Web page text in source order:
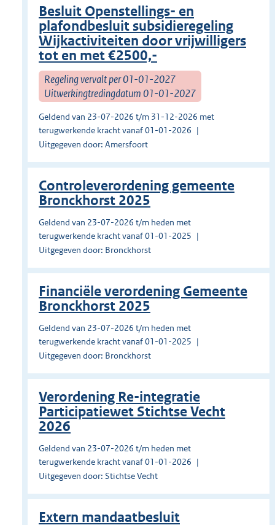
Besluit Openstellings- en
plafondbesluit subsidieregeling
Wijkactiviteiten door vrijwilligers
tot en met €2500,-
Regeling vervalt per 01-01-2027
Uitwerkingtredingdatum 01-01-2027
Geldend van 23-07-2026 t/m 31-12-2026 met
terugwerkende kracht vanaf 01-01-2026
Uitgegeven door: Amersfoort
Controleverordening gemeente
Bronckhorst 2025
Geldend van 23-07-2026 t/m heden met
terugwerkende kracht vanaf 01-01-2025
Uitgegeven door: Bronckhorst
Financiële verordening Gemeente
Bronckhorst 2025
Geldend van 23-07-2026 t/m heden met
terugwerkende kracht vanaf 01-01-2025
Uitgegeven door: Bronckhorst
Verordening Re-integratie
Participatiewet Stichtse Vecht
2026
Geldend van 23-07-2026 t/m heden met
terugwerkende kracht vanaf 01-01-2026
Uitgegeven door: Stichtse Vecht
Extern mandaatbesluit